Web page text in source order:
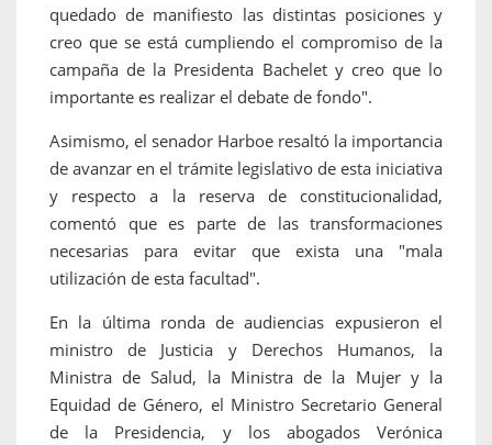
quedado de manifiesto las distintas posiciones y
creo que se está cumpliendo el compromiso de la
campaña de la Presidenta Bachelet y creo que lo
importante es realizar el debate de fondo".
Asimismo, el senador Harboe resaltó la importancia
de avanzar en el trámite legislativo de esta iniciativa
y respecto a la reserva de constitucionalidad,
comentó que es parte de las transformaciones
necesarias para evitar que exista una "mala
utilización de esta facultad".
En la última ronda de audiencias expusieron el
ministro de Justicia y Derechos Humanos, la
Ministra de Salud, la Ministra de la Mujer y la
Equidad de Género, el Ministro Secretario General
de la Presidencia, y los abogados Verónica